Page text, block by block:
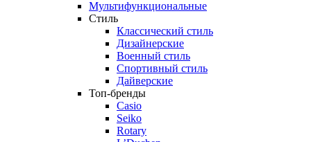
Мультифункциональные
Стиль
Классический стиль
Дизайнерские
Военный стиль
Спортивный стиль
Дайверские
Топ-бренды
Casio
Seiko
Rotary